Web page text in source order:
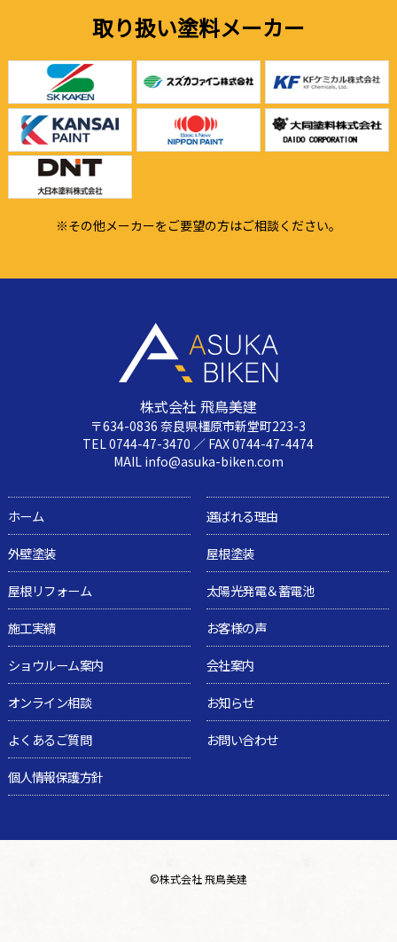
取り扱い塗料メーカー
※その他メーカーをご要望の方はご相談ください。
株式会社 飛鳥美建
〒634-0836 奈良県橿原市新堂町223-3
TEL 0744-47-3470 ／ FAX 0744-47-4474
MAIL info@asuka-biken.com
ホーム
選ばれる理由
外壁塗装
屋根塗装
屋根リフォーム
太陽光発電＆蓄電池
施工実績
お客様の声
ショウルーム案内
会社案内
オンライン相談
お知らせ
よくあるご質問
お問い合わせ
個人情報保護方針
©株式会社 飛鳥美建